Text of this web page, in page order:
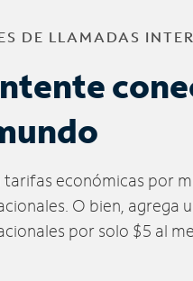
DE LLAMADAS
económicas por
O bien, agrega
por solo $5 al